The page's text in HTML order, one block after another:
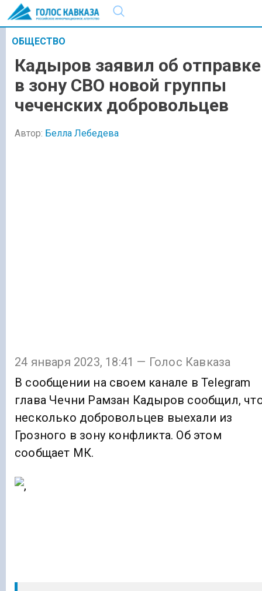
ОБЩЕСТВО
Кадыров заявил об отправке
в зону СВО новой группы
чеченских добровольцев
Автор: Белла Лебедева
24 января 2023, 18:41 — Голос Кавказа
В сообщении на своем канале в Telegram
глава Чечни Рамзан Кадыров сообщил,
несколько добровольцев выехали из
Грозного в зону конфликта. Об этом
сообщает МК.